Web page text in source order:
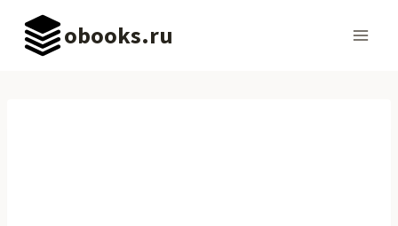
Перейти
содержимому
obooks.ru